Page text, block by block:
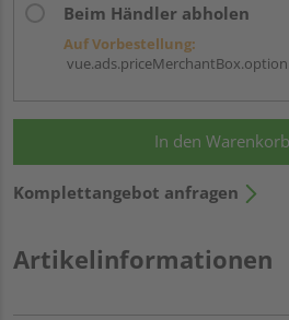
Beim Händler abholen
Auf Vorbestellung:
In den Warenkorb
Komplettangebot anfragen
Artikelinformationen